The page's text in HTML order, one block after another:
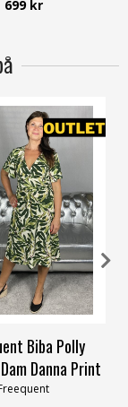
699 kr
S
Biba Polly
Danna Print